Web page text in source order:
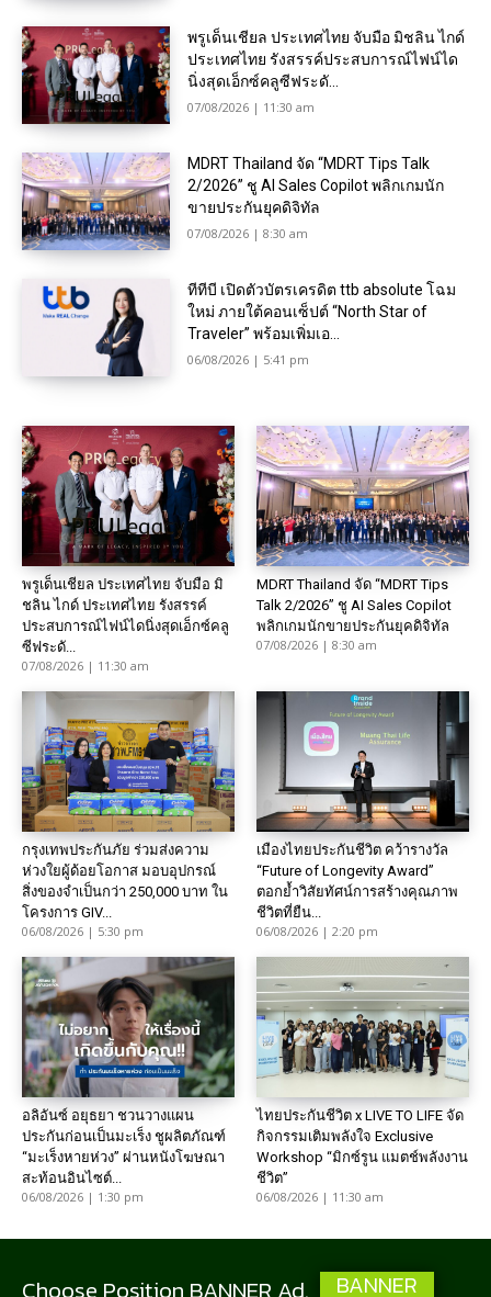
พรูเด็นเชียล ประเทศไทย จับมือ มิชลิน ไกด์
ประเทศไทย รังสรรค์ประสบการณ์ไฟน์ได
นิ่งสุดเอ็กซ์คลูซีฟระดั...
07/08/2026 | 11:30 am
MDRT Thailand จัด “MDRT Tips Talk
2/2026” ชู AI Sales Copilot พลิกเกมนัก
ขายประกันยุคดิจิทัล
07/08/2026 | 8:30 am
ทีทีบี เปิดตัวบัตรเครดิต ttb absolute โฉม
ใหม่ ภายใต้คอนเซ็ปต์ “North Star of
Traveler” พร้อมเพิ่มเอ...
06/08/2026 | 5:41 pm
พรูเด็นเชียล ประเทศไทย จับมือ มิ
ชลิน ไกด์ ประเทศไทย รังสรรค์
ประสบการณ์ไฟน์ไดนิ่งสุดเอ็กซ์คลู
ซีฟระดั...
07/08/2026 | 11:30 am
MDRT Thailand จัด “MDRT Tips
Talk 2/2026” ชู AI Sales Copilot
พลิกเกมนักขายประกันยุคดิจิทัล
07/08/2026 | 8:30 am
กรุงเทพประกันภัย ร่วมส่งความ
ห่วงใยผู้ด้อยโอกาส มอบอุปกรณ์
สิ่งของจำเป็นกว่า 250,000 บาท ใน
โครงการ GIV...
06/08/2026 | 5:30 pm
เมืองไทยประกันชีวิต คว้ารางวัล
“Future of Longevity Award”
ตอกย้ำวิสัยทัศน์การสร้างคุณภาพ
ชีวิตที่ยืน...
06/08/2026 | 2:20 pm
อลิอันซ์ อยุธยา ชวนวางแผน
ประกันก่อนเป็นมะเร็ง ชูผลิตภัณฑ์
“มะเร็งหายห่วง” ผ่านหนังโฆษณา
สะท้อนอินไซต์...
06/08/2026 | 1:30 pm
ไทยประกันชีวิต x LIVE TO LIFE จัด
กิจกรรมเติมพลังใจ Exclusive
Workshop “มิกซ์รูน แมตช์พลังงาน
ชีวิต”
06/08/2026 | 11:30 am
Choose Position BANNER Ad. BANNER